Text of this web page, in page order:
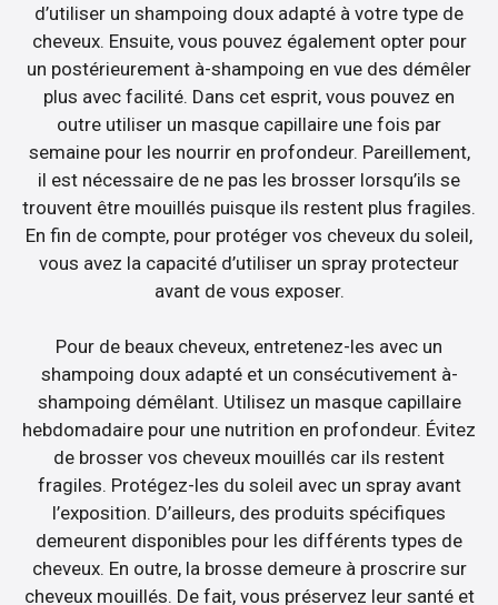
d’utiliser un shampoing doux adapté à votre type de
cheveux. Ensuite, vous pouvez également opter pour
un postérieurement à-shampoing en vue des démêler
plus avec facilité. Dans cet esprit, vous pouvez en
outre utiliser un masque capillaire une fois par
semaine pour les nourrir en profondeur. Pareillement,
il est nécessaire de ne pas les brosser lorsqu’ils se
trouvent être mouillés puisque ils restent plus fragiles.
En fin de compte, pour protéger vos cheveux du soleil,
vous avez la capacité d’utiliser un spray protecteur
avant de vous exposer.
Pour de beaux cheveux, entretenez-les avec un
shampoing doux adapté et un consécutivement à-
shampoing démêlant. Utilisez un masque capillaire
hebdomadaire pour une nutrition en profondeur. Évitez
de brosser vos cheveux mouillés car ils restent
fragiles. Protégez-les du soleil avec un spray avant
l’exposition. D’ailleurs, des produits spécifiques
demeurent disponibles pour les différents types de
cheveux. En outre, la brosse demeure à proscrire sur
cheveux mouillés. De fait, vous préservez leur santé et